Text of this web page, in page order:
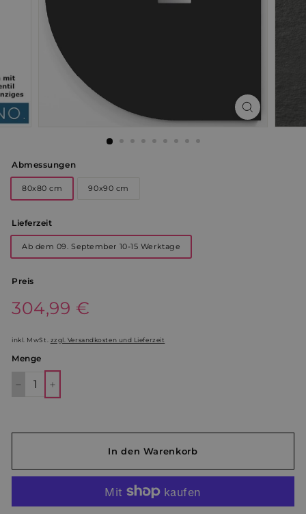
Abmessungen
80x80 cm 90x90 cm
Lieferzeit
Ab dem 09. September 10-15 Werktage
Preis
Normaler
Preis
304,99 €
€
inkl. MwSt. zzgl. Versandkosten und Lieferzeit
Menge
In den Warenkorb